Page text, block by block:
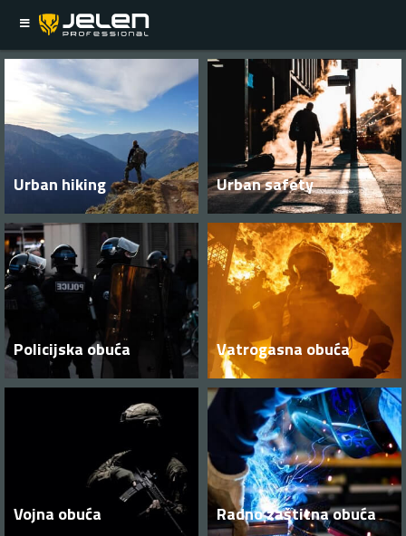
Urban hiking Urban safety
Policijska obuća Vatrogasna obuća
Vojna obuća Radno zaštitna obuća